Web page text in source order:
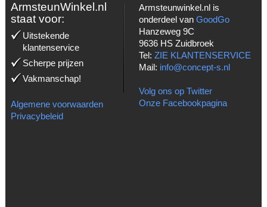
ArmsteunWinkel.nl
staat voor:
Uitstekende
klantenservice
Scherpe prijzen
Vakmanschap!
Algemene voorwaarden
Privacybeleid
Armsteunwinkel.nl is
onderdeel van GoodGo
Hanzeweg 9C
9636 HS Zuidbroek
Tel: ZIE KLANTENSERVICE
Mail: info@concept-s.nl
Volg ons op Twitter
Onze Facebookpagina